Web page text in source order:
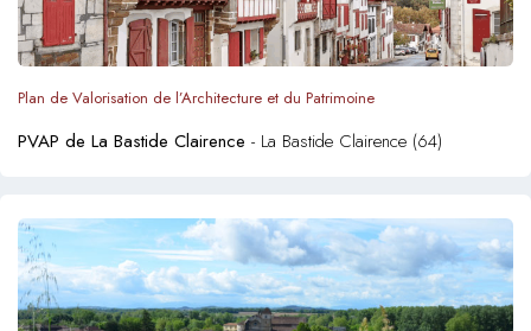
Plan de Valorisation de l’Architecture et du Patrimoine
PVAP de La Bastide Clairence - La Bastide Clairence (64)